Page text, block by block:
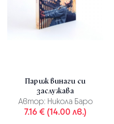
Париж винаги си
заслужава
Автор: Никола Баро
7.16 € (14.00 лв.)